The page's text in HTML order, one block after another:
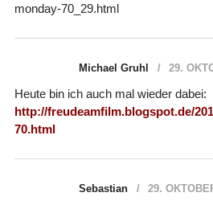
monday-70_29.html
Michael Gruhl 29.
Heute bin ich auch mal wieder dabei:
http://freudeamfilm.blogspot.de/
70.html
Sebastian 29.